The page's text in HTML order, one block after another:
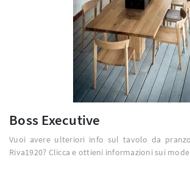
Boss Executive
Vuoi avere ulteriori info sul tavolo da
Riva1920? Clicca e ottieni informazioni sui